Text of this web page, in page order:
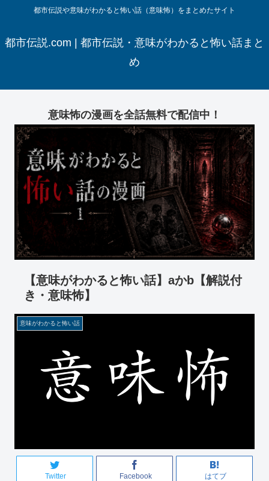
都市伝説や意味がわかると怖い話（意味怖）をまとめたサイト
都市伝説.com | 都市伝説・意味がわかると怖い話まと
め
意味怖の漫画を全話無料で配信中！
【意味がわかると怖い話】aかb【解説付
き・意味怖】
意味がわかると怖い話
Twitter Facebook はてブ